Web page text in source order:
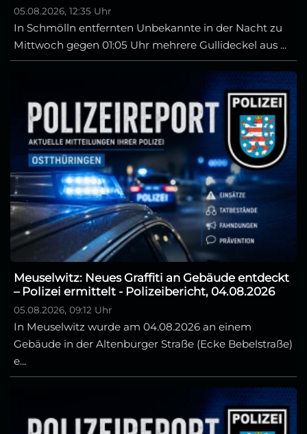
05.08.2026, 12:35 Uhr
In Schmölln entfernten Unbekannte in der Nacht zu
Mittwoch gegen 01:05 Uhr mehrere Gullideckel aus ...
Meuselwitz: Neues Graffiti an Gebäude entdeckt
– Polizei ermittelt - Polizeibericht, 04.08.2026
05.08.2026, 09:12 Uhr
In Meuselwitz wurde am 04.08.2026 an einem
Gebäude in der Altenburger Straße (Ecke Bebelstraße)
e...